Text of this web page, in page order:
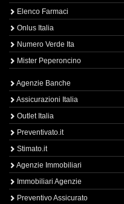
Elenco Farmaci
Onlus Italia
Numero Verde Ita
Mister Peperoncino
Agenzie Banche
Assicurazioni Italia
Outlet Italia
Preventivato.it
Stimato.it
Agenzie Immobiliari
Immobiliari Agenzie
Preventivo Assicurato